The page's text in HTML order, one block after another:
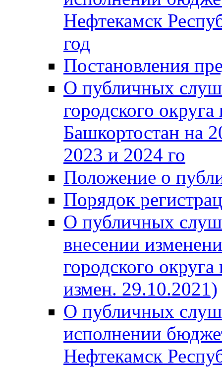
Нефтекамск
год
Постановления
О публичных
городского
Башкортостан на
2023 и 2024 го
Положение о
Порядок
О публичных
внесении
городского
измен. 29.10.2021)
О публичных
исполнении
Нефтекамск